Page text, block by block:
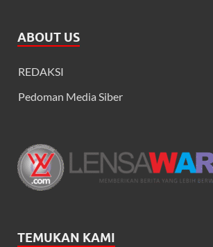
ABOUT US
REDAKSI
Pedoman Media Siber
TEMUKAN KAMI